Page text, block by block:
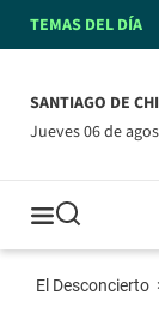
TEMAS DEL DÍA
SANTIAGO DE
jueves 06 de
El Desconcierto